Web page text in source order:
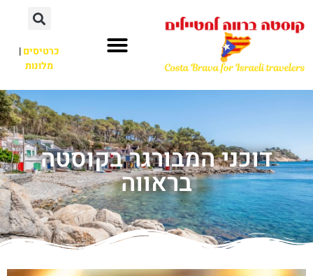
כרטיסים|
מלונות
דוכני המבורגר בקוסטה
בראווה